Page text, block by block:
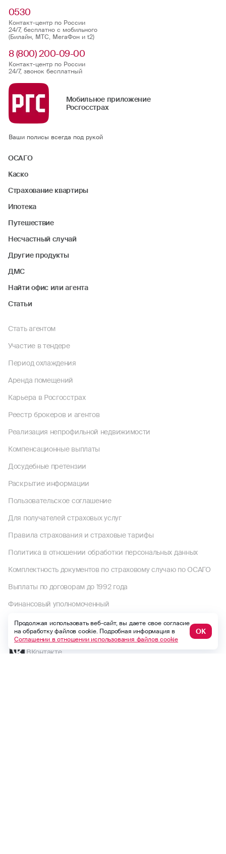
0530
Контакт-центр по России
24/7, бесплатно с мобильного
(Билайн, МТС, МегаФон и t2)
8 (800) 200-09-00
Контакт-центр по России
24/7, звонок бесплатный
Мобильное приложение
Росгосстрах
Ваши полисы всегда под рукой
ОСАГО
Каско
Страхование квартиры
Ипотека
Путешествие
Несчастный случай
Другие продукты
ДМС
Найти офис или агента
Статьи
Стать агентом
Участие в тендере
Период охлаждения
Аренда помещений
Карьера в Росгосстрах
Реестр брокеров и агентов
Реализация непрофильной недвижимости
Компенсационные выплаты
Досудебные претензии
Раскрытие информации
Пользовательское соглашение
Для получателей страховых услуг
Правила страхования и страховые тарифы
Политика в отношении обработки персональных данных
Комплектность документов по страховому случаю по ОСАГО
Выплаты по договорам до 1992 года
Финансовый уполномоченный
Макс
ВКонтакте
Продолжая использовать веб-сайт, вы даете свое согласие
на обработку файлов cookie. Подробная информация в
Соглашении в отношении использования файлов cookie
ОК